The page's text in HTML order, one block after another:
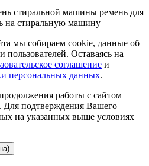
стиральной машины ремень для
на стиральную машину
мы собираем cookie, данные об
пользователей. Оставаясь на
соглашение и
персональных данных.
работы с сайтом
подтверждения Вашего
на указанных выше условиях